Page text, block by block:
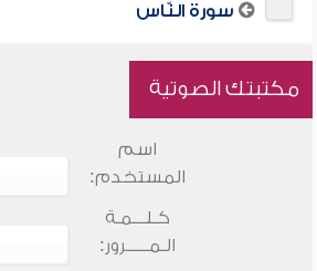
سورة النّاس
مكتبتك الصوتية
اسم
المستخدم:
كـلـــمـة
الـمـــــرور: